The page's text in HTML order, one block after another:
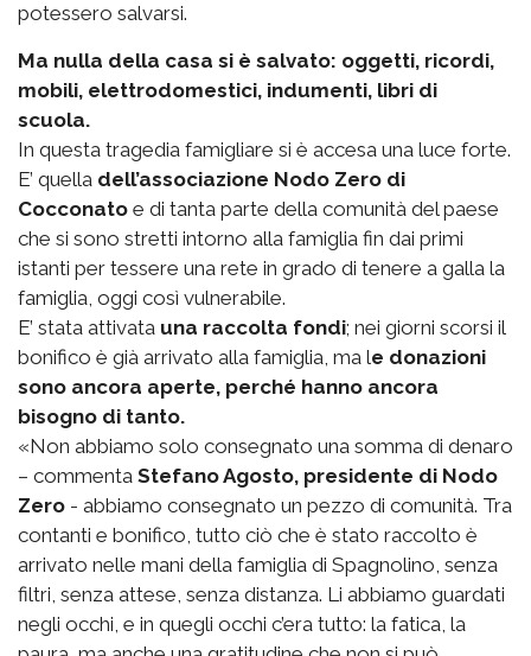
potessero salvarsi.
Ma nulla della casa si è salvato: oggetti, ricordi,
mobili, elettrodomestici, indumenti, libri di
scuola.
In questa tragedia famigliare si è accesa una luce forte.
E’ quella dell’associazione Nodo Zero di
Cocconato e di tanta parte della comunità del paese
che si sono stretti intorno alla famiglia fin dai primi
istanti per tessere una rete in grado di tenere a galla la
famiglia, oggi così vulnerabile.
E’ stata attivata una raccolta fondi; nei giorni scorsi il
bonifico è già arrivato alla famiglia, ma le donazioni
sono ancora aperte, perché hanno ancora
bisogno di tanto.
«Non abbiamo solo consegnato una somma di denaro
– commenta Stefano Agosto, presidente di Nodo
Zero - abbiamo consegnato un pezzo di comunità. Tra
contanti e bonifico, tutto ciò che è stato raccolto è
arrivato nelle mani della famiglia di Spagnolino, senza
filtri, senza attese, senza distanza. Li abbiamo guardati
negli occhi, e in quegli occhi c’era tutto: la fatica, la